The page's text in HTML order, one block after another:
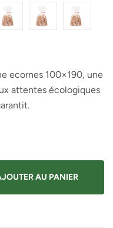
ecornes 100×190, une
attentes écologiques
AU PANIER